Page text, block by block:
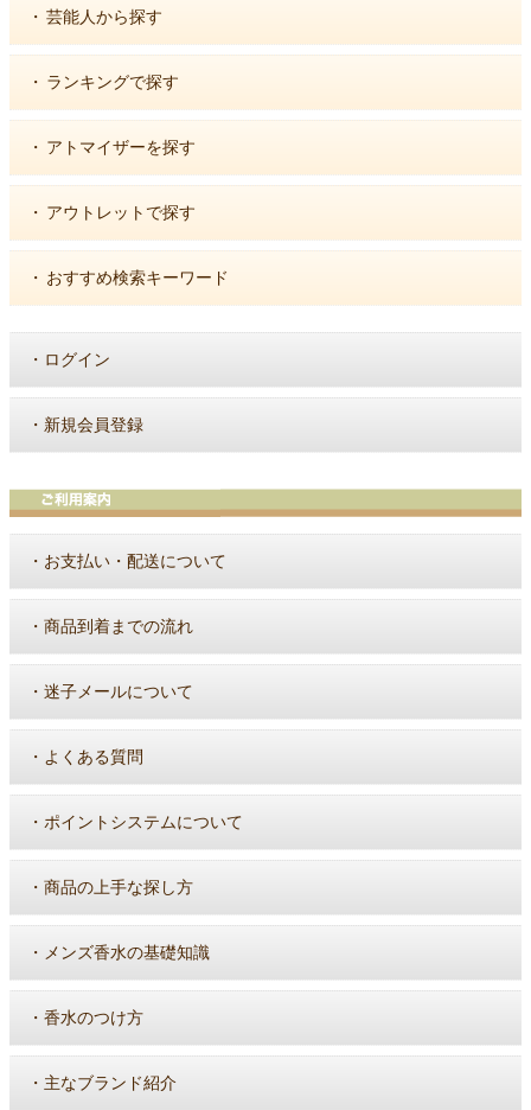
・ 芸能人から探す
・ ランキングで探す
・ アトマイザーを探す
・ アウトレットで探す
・ おすすめ検索キーワード
・ ログイン
・ 新規会員登録
・ お支払い・配送について
・ 商品到着までの流れ
・ 迷子メールについて
・ よくある質問
・ ポイントシステムについて
・ 商品の上手な探し方
・ メンズ香水の基礎知識
・ 香水のつけ方
・ 主なブランド紹介